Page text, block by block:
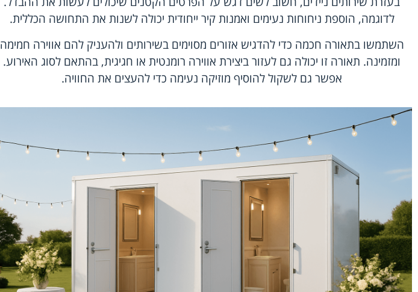
לדוגמה, הוספת ניחוחות נעימים ואמנות קיר ייחודית יכולה לשנות את התחושה הכללית.
השתמשו בתאורה חכמה כדי להדגיש אזורים מסוימים בשירותים ולהעניק להם אווירה חמימה
ומזמינה. תאורה זו יכולה גם לעזור ביצירת אווירה רומנטית או חגיגית, בהתאם לסוג האירוע.
אפשר גם לשקול להוסיף מוזיקה נעימה כדי להעצים את החוויה.